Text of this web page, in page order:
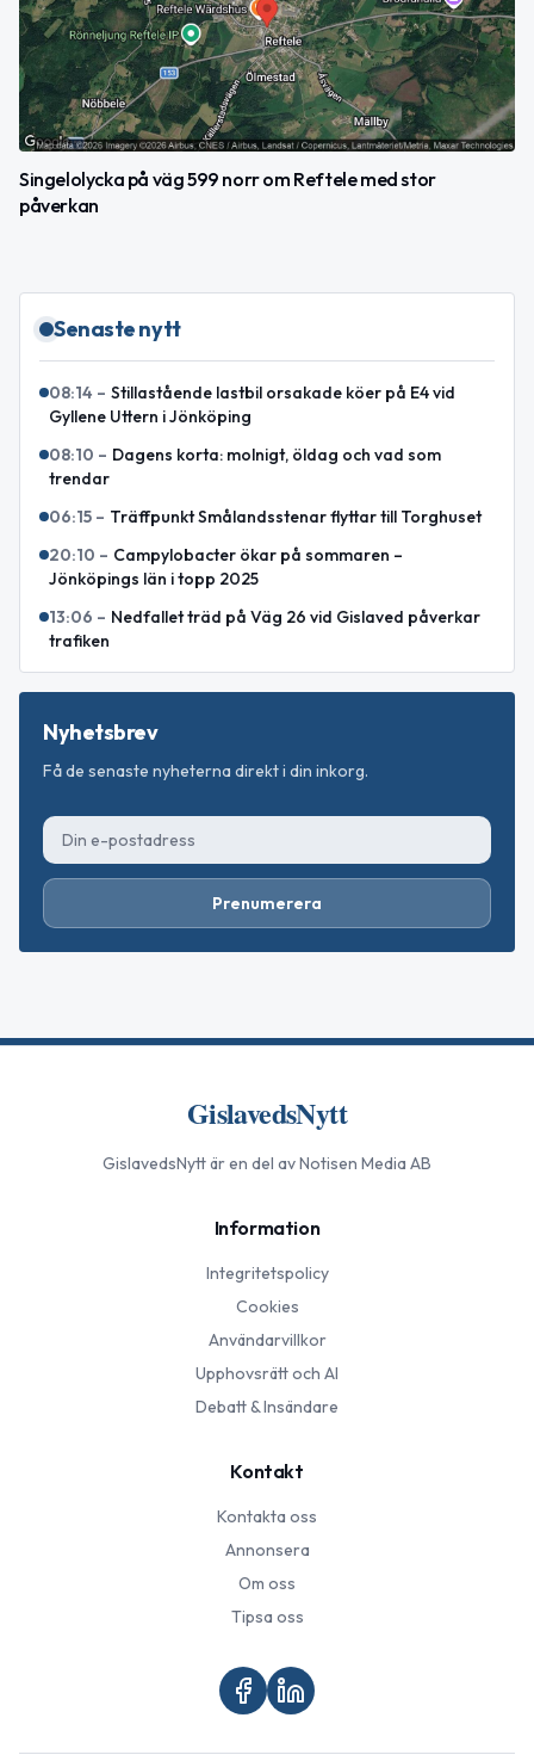
Singelolycka på väg 599 norr om Reftele med stor
påverkan
Senaste nytt
08:14 – Stillastående lastbil orsakade köer på E4 vid
Gyllene Uttern i Jönköping
08:10 – Dagens korta: molnigt, öldag och vad som
trendar
06:15 – Träffpunkt Smålandsstenar flyttar till Torghuset
20:10 – Campylobacter ökar på sommaren –
Jönköpings län i topp 2025
13:06 – Nedfallet träd på Väg 26 vid Gislaved påverkar
trafiken
Nyhetsbrev
Få de senaste nyheterna direkt i din inkorg.
Prenumerera
GislavedsNytt
GislavedsNyttär en del av Notisen Media AB
Information
Integritetspolicy
Cookies
Användarvillkor
Upphovsrätt och AI
Debatt & Insändare
Kontakt
Kontakta oss
Annonsera
Om oss
Tipsa oss